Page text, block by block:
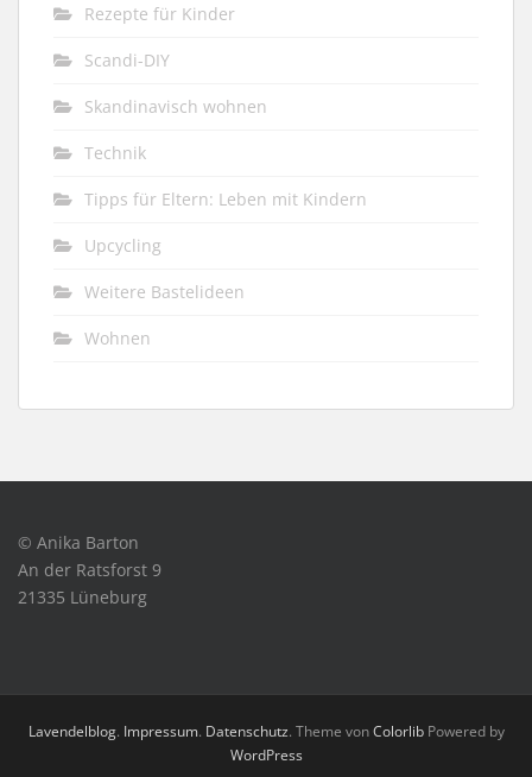
Rezepte für Kinder
Scandi-DIY
Skandinavisch wohnen
Technik
Tipps für Eltern: Leben mit Kindern
Upcycling
Weitere Bastelideen
Wohnen
© Anika Barton
An der Ratsforst 9
21335 Lüneburg
Lavendelblog. Impressum. Datenschutz. Theme vonColorlibPowered by
WordPress